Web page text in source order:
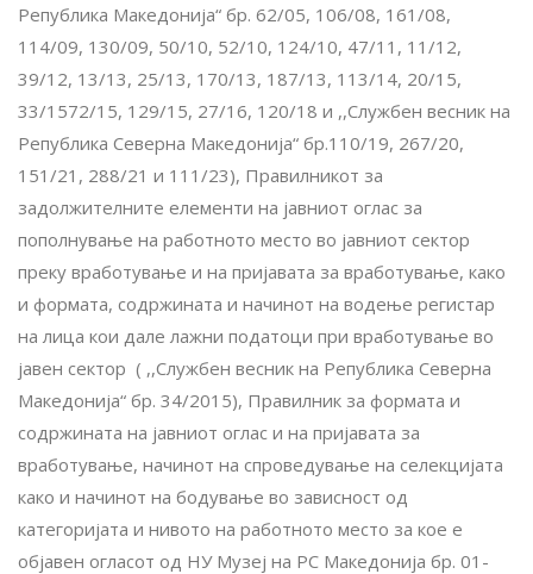
Република Македонија“ бр. 62/05, 106/08, 161/08,
114/09, 130/09, 50/10, 52/10, 124/10, 47/11, 11/12,
39/12, 13/13, 25/13, 170/13, 187/13, 113/14, 20/15,
33/1572/15, 129/15, 27/16, 120/18 и ,,Службен весник на
Република Северна Македонија“ бр.110/19, 267/20,
151/21, 288/21 и 111/23), Правилникот за
задолжителните елементи на јавниот оглас за
пополнување на работното место во јавниот сектор
преку вработување и на пријавата за вработување, како
и формата, содржината и начинот на водење регистар
на лица кои дале лажни податоци при вработување во
јавен сектор ( ,,Службен весник на Република Северна
Македонија“ бр. 34/2015), Правилник за формата и
содржината на јавниот оглас и на пријавата за
вработување, начинот на спроведување на селекцијата
како и начинот на бодување во зависност од
категоријата и нивото на работното место за кое е
објавен огласот од НУ Музеј на РС Македонија бр. 01-